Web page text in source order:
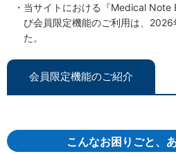
当サイトにおける『Medical Note
び会員限定機能のご利用は、
た。
会員限定機能のご紹介
こんなお困りごと、